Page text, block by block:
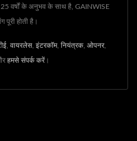
25 वर्षों के अनुभव के साथ है, GAINWISE
पूरी होती है।
वायरलेस इंटरकॉम, नियंत्रक ओपनर,
हमसे संपर्क करें।